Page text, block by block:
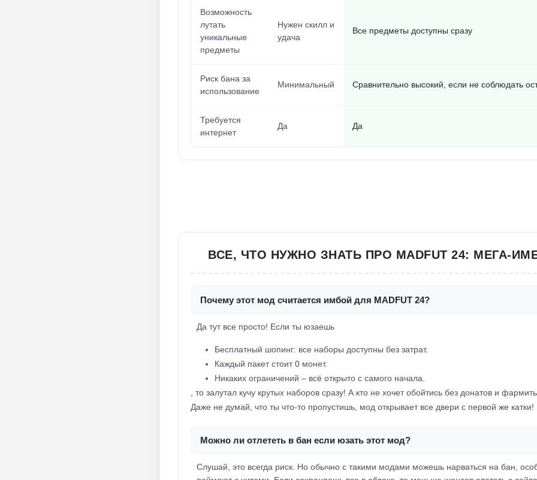
Возможность
лутать
уникальные
предметы
Нужен скилл и
удача
Все предметы доступны сразу
Риск бана за
использование
Минимальный Сравнительно высокий, если не соблюдать
Требуется
интернет
Да Да
ВСЕ, ЧТО НУЖНО ЗНАТЬ ПРО MADFUT 24: МЕГА-
Почему этот мод считается имбой для MADFUT 24?
Да тут все просто! Если ты юзаешь
Бесплатный шопинг: все наборы доступны без затрат.
Каждый пакет стоит 0 монет.
Никаких ограничений – всё открыто с самого начала.
, то залутал кучу крутых наборов сразу! А кто не хочет обойтись без донатов и
Даже не думай, что ты что-то пропустишь, мод открывает все двери с первой же катки!
Можно ли отлететь в бан если юзать этот мод?
Слушай, это всегда риск. Но обычно с такими модами можешь нарваться на бан,